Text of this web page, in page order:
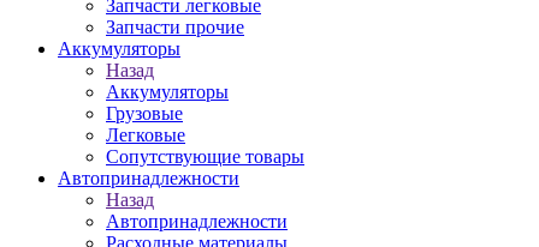
Запчасти легковые
Запчасти прочие
Аккумуляторы
Назад
Аккумуляторы
Грузовые
Легковые
Сопутствующие товары
Автопринадлежности
Назад
Автопринадлежности
Расходные материалы